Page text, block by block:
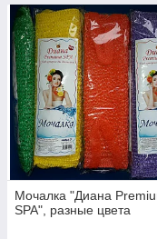
Мочалка "Диана
SPA", разные цвета